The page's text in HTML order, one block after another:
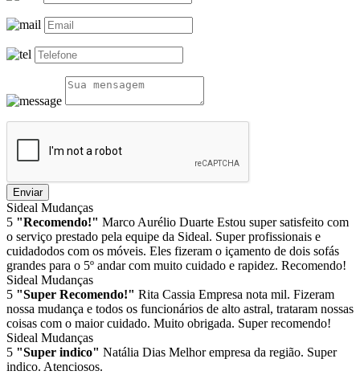
Enviar
Sideal Mudanças
5 "Recomendo!" Marco Aurélio Duarte Estou super satisfeito com
o serviço prestado pela equipe da Sideal. Super profissionais e
cuidadodos com os móveis. Eles fizeram o içamento de dois sofás
grandes para o 5º andar com muito cuidado e rapidez. Recomendo!
Sideal Mudanças
5 "Super Recomendo!" Rita Cassia Empresa nota mil. Fizeram
nossa mudança e todos os funcionários de alto astral, trataram nossas
coisas com o maior cuidado. Muito obrigada. Super recomendo!
Sideal Mudanças
5 "Super indico" Natália Dias Melhor empresa da região. Super
indico. Atenciosos.